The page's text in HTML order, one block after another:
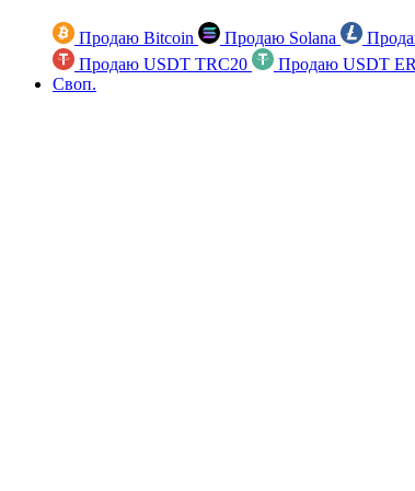
Продаю Bitcoin Продаю Solana
Продаю USDT TRC20
Продаю USDT
Своп.